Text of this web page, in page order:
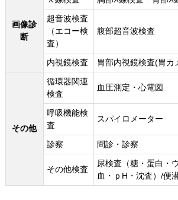
画像診
断
超音波検査
（エコー検
査）
腹部超音波検査
内視鏡検査 胃部内視鏡検査(胃
その他
循環器関連
検査
血圧測定・心電図
呼吸機能検
査
スパイロメーター
診察 問診・診察
その他検査
尿検査（糖・蛋白・
血・ｐH・沈査）/便